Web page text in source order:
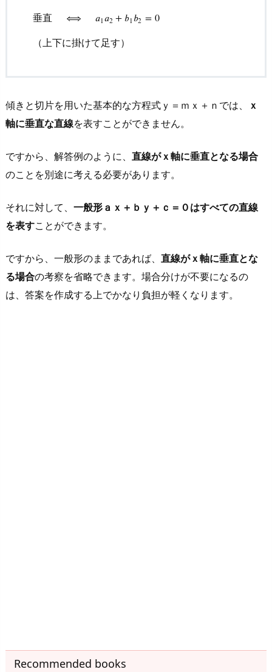
垂直 ⟺ 𝑎1𝑎2 + 𝑏1 𝑏2 = 0
（上下に掛けて足す）
傾きと切片を用いた基本的な方程式ｙ＝ｍｘ＋ｎでは、
ｘ
軸に垂直な直線を表すことができません。
ですから、解答例のように、 直線がｘ軸に垂直となる場合
のことを別途に考える必要があります。
それに対して、 一般形ａｘ＋ｂｙ＋ｃ＝０はすべての直線
を表すことができます。
ですから、 一般形のままであれば、 直線がｘ軸に垂直とな
る場合の考察を省略できます。場合分けが不要になるの
は、答案を作成する上でかなり負担が軽くなります。
Recommended books